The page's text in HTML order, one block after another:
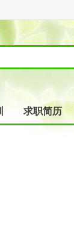
求职简历